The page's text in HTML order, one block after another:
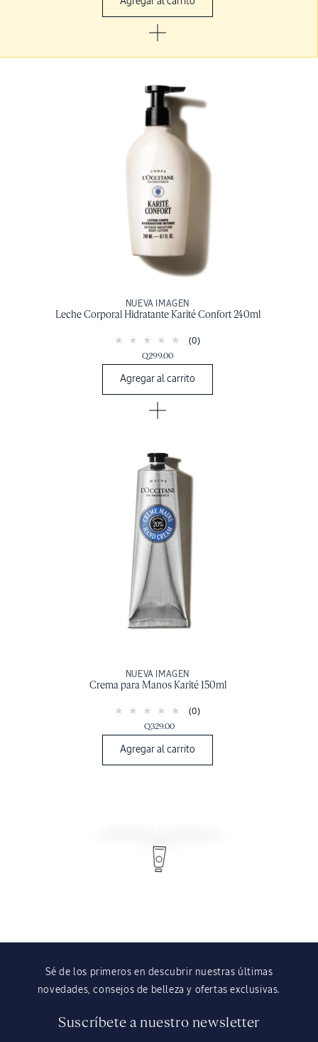
NUEVA IMAGEN
Leche Corporal Hidratante Karité Confort 240ml
(0)
Q299.00
Agregar al carrito
NUEVA IMAGEN
Crema para Manos Karité 150ml
(0)
Q329.00
Agregar al carrito
Sé de los primeros en descubrir nuestras últimas
novedades, consejos de belleza y ofertas exclusivas.
Suscríbete a nuestro newsletter